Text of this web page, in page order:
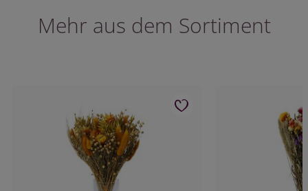
Mehr aus dem Sortiment